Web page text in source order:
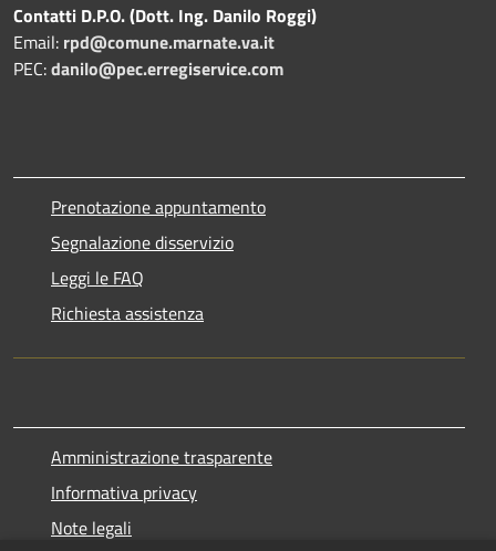
Contatti D.P.O. (Dott. Ing. Danilo Roggi)
Email: rpd@comune.marnate.va.it
PEC:danilo@pec.erregiservice.com
Prenotazione appuntamento
Segnalazione disservizio
Leggi le FAQ
Richiesta assistenza
Amministrazione trasparente
Informativa privacy
Note legali